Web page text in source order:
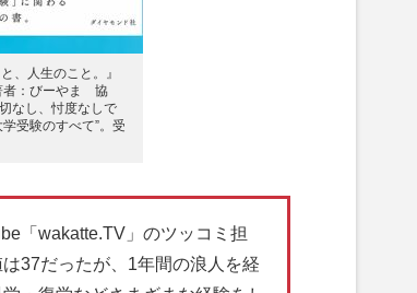
、人生のこと。』
者：びーやま 協
なし、忖度なしで
受験のすべて”。受
「wakatte.TV」のツッコミ担
37だったが、1年間の浪人を経